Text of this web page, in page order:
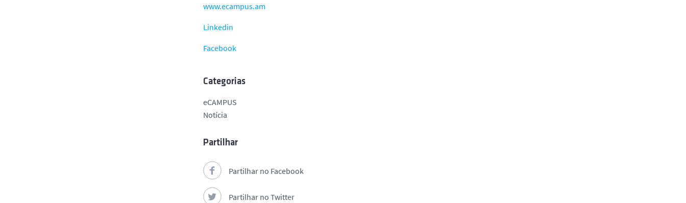
www.ecampus.am
Linkedin
Facebook
Categorias
eCAMPUS
Notícia
Partilhar
Partilhar no Facebook
Partilhar no Twitter